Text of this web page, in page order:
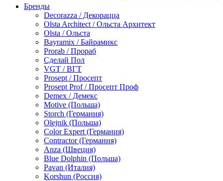
по металлу
антикорозийные
под декоративные штукатурки
для гипсокартона
под штукатурку
Герметик
акриловые
силиконовые универсальные, нейтральные
силиконовые санитарные (антигрибковые)
шовные для срубов
для кровли
для каминов
полиуретановые
Декоративные штукатурки и краски
краски для декора, патина
мокрый шелк
венецианские (эффект мрамора)
песок (эффект песчаных вихрей)
декоративная шпаклевка
Бренды
Decorazza / Декорацца
Olsta Architect / Ольста Архитект
Olsta / Ольста
Bayramix / Байрамикс
Prorab / Прораб
Сделай Пол
VGT / ВГТ
Prosept / Просепт
Prosept Prof / Просепт Проф
Demex / Демекс
Motive (Польша)
Storch (Германия)
Olejnik (Польша)
Color Expert (Германия)
Contractor (Германия)
Anza (Швеция)
Blue Dolphin (Польша)
Pavan (Италия)
Korshun (Россия)